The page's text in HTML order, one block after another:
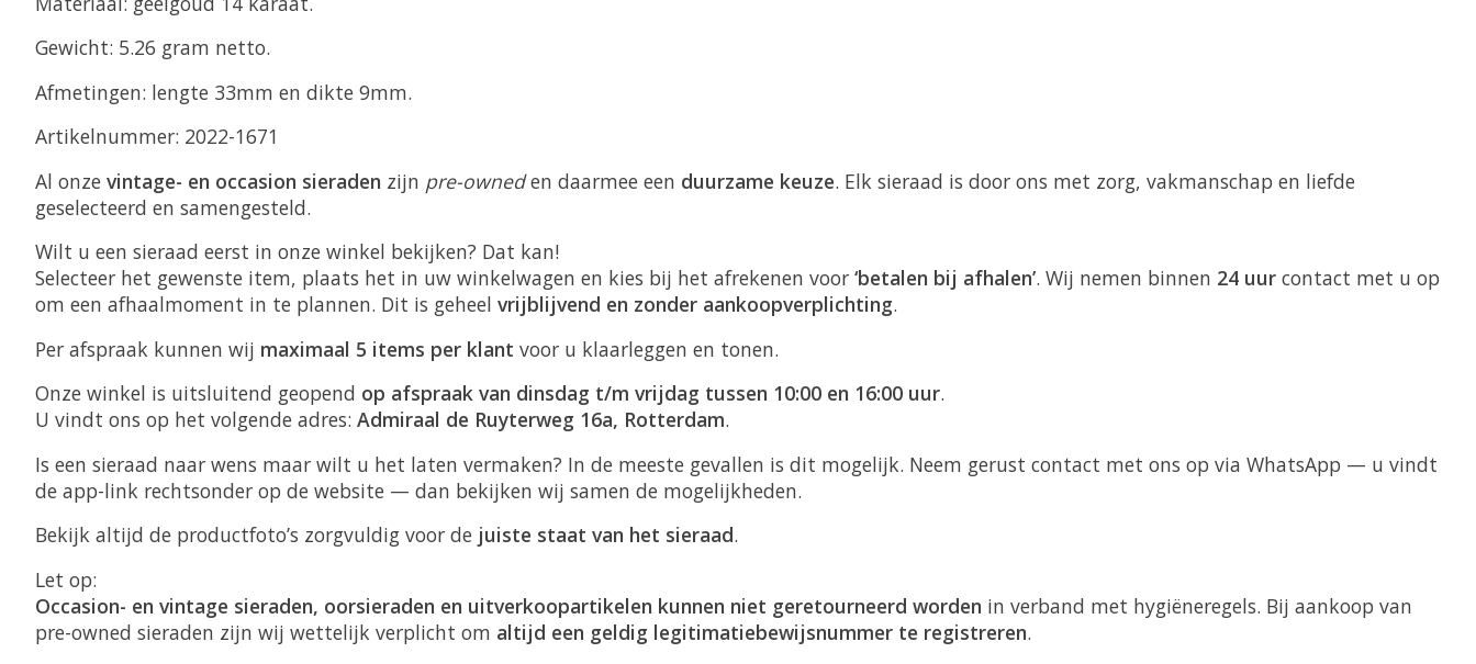
Gewicht: 5.26 gram netto.
Afmetingen: lengte 33mm en dikte 9mm.
Artikelnummer: 2022-1671
Al onze vintage- en occasion sieraden zijn pre-owneden daarmee een duurzame keuze. Elk sieraad is door ons met zorg, vakmanschap en liefde
geselecteerd en samengesteld.
Wilt u een sieraad eerst in onze winkel bekijken? Dat kan!
Selecteer het gewenste item, plaats het in uw winkelwagen en kies bij het afrekenen voor ‘betalen bij afhalen’. Wij nemen binnen 24 uur contact met u op
om een afhaalmoment in te plannen. Dit is geheel vrijblijvend en zonder aankoopverplichting.
Per afspraak kunnen wij maximaal 5 items per klant voor u klaarleggen en tonen.
Onze winkel is uitsluitend geopend op afspraak van dinsdag t/m vrijdag tussen 10:00 en 16:00 uur.
U vindt ons op het volgende adres: Admiraal de Ruyterweg 16a, Rotterdam.
Is een sieraad naar wens maar wilt u het laten vermaken? In de meeste gevallen is dit mogelijk. Neem gerust contact met ons op via WhatsApp — u vindt
de app-link rechtsonder op de website — dan bekijken wij samen de mogelijkheden.
Bekijk altijd de productfoto’s zorgvuldig voor de juiste staat van het sieraad.
Let op:
Occasion- en vintage sieraden, oorsieraden en uitverkoopartikelen kunnen niet geretourneerd worden in verband met hygiëneregels. Bij aankoop van
pre-owned sieraden zijn wij wettelijk verplicht om altijd een geldig legitimatiebewijsnummer te registreren.